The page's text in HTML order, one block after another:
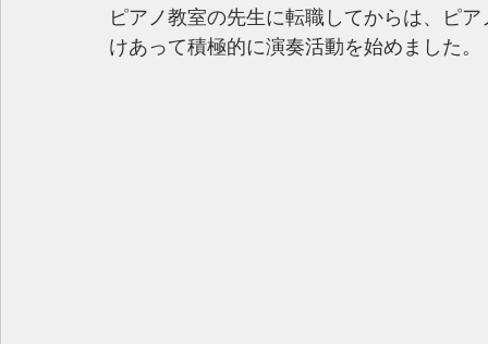
ピアノ教室の先生に転職してからは、ピ
けあって積極的に演奏活動を始めました。